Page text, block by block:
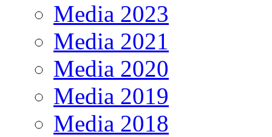
Media 2023
Media 2021
Media 2020
Media 2019
Media 2018